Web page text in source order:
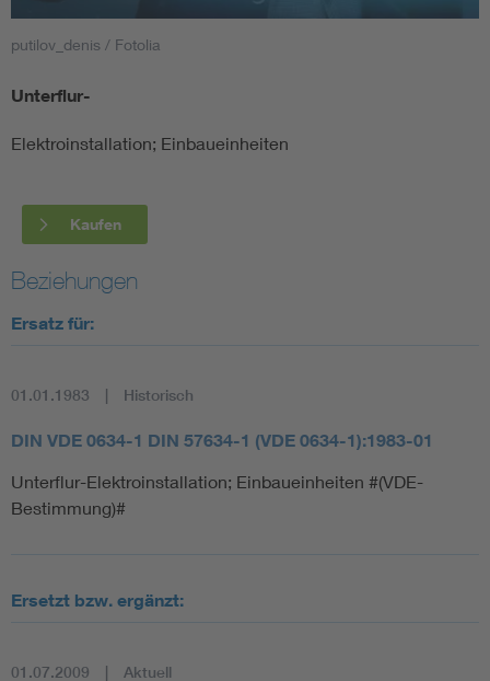
Smart Cities
DKE Fachinformationen im Kontext der Normung
Circular Economy für mehr Ressourceneffizienz
Cybersecurity in der Industrieautomatisierung
Elektrofachkraft (EFK)
putilov_denis / Fotolia
Unterflur-
Elektroinstallation; Einbaueinheiten
Kaufen
Beziehungen
Ersatz für:
01.01.1983 Historisch
DIN VDE 0634-1 DIN 57634-1 (VDE 0634-1):1983-01
Unterflur-Elektroinstallation; Einbaueinheiten #(VDE-
Bestimmung)#
Ersetzt bzw. ergänzt:
01.07.2009 Aktuell